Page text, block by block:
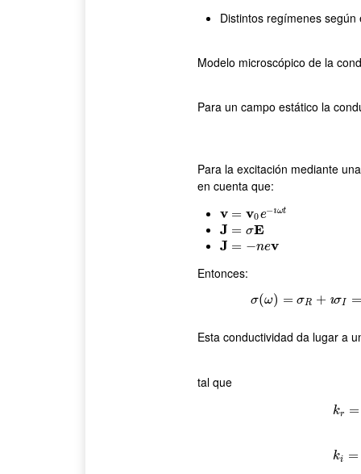
Distintos regímenes
Modelo microscópico de la
Para un campo estático la
Para la excitación mediante
en cuenta que:
v = v0e−ıωt
v= v0 e−ıωt
J = σE
J= σE
J = −nev
J= −n ev
Entonces:
σ(ω) = σR + ıσI =
σ (ω)=σR+ıσ I=
Esta conductividad da lugar a
tal que
kr =
ki =